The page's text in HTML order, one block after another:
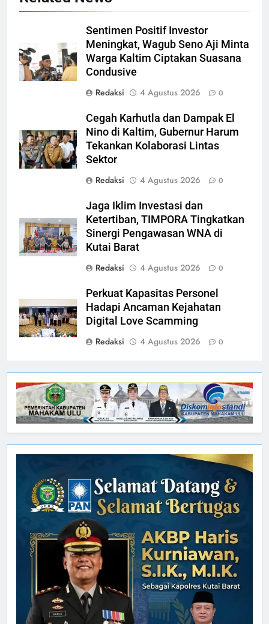
Sentimen Positif Investor
Meningkat, Wagub Seno Aji Minta
Warga Kaltim Ciptakan Suasana
Condusive
Redaksi
4 Agustus 2026 0
Cegah Karhutla dan Dampak El
Nino di Kaltim, Gubernur Harum
Tekankan Kolaborasi Lintas
Sektor
Redaksi
4 Agustus 2026 0
Jaga Iklim Investasi dan
Ketertiban, TIMPORA Tingkatkan
Sinergi Pengawasan WNA di
Kutai Barat
Redaksi
4 Agustus 2026 0
Perkuat Kapasitas Personel
Hadapi Ancaman Kejahatan
Digital Love Scamming
Redaksi
4 Agustus 2026 0